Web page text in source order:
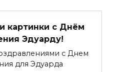
картинки с Днём
Эдуарду!
с Днем
для Эдуарда